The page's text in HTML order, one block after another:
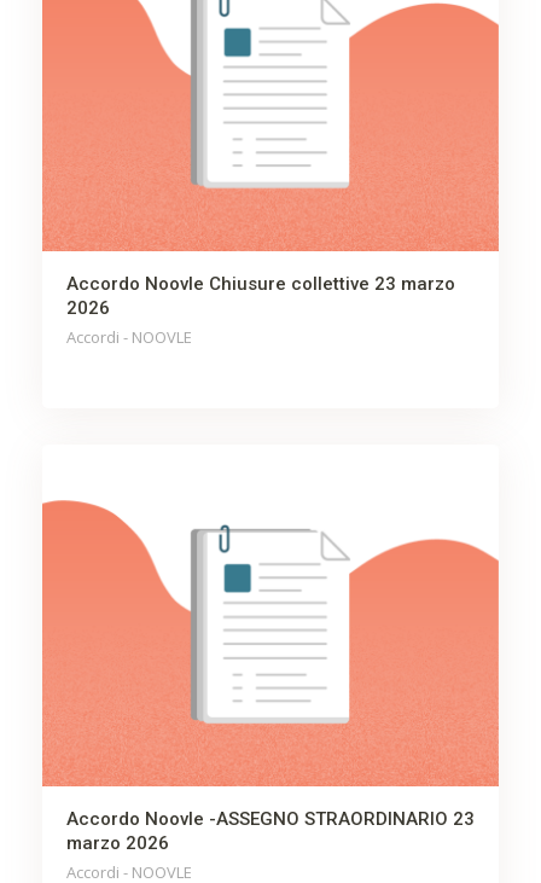
Accordo Noovle Chiusure collettive 23 marzo
2026
Accordi - NOOVLE
Accordo Noovle -ASSEGNO STRAORDINARIO 23
marzo 2026
Accordi - NOOVLE